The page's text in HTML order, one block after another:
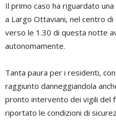
Il primo caso ha riguardato
a Largo Ottaviani, nel centro
verso le 1.30 di questa notte
autonomamente.
Tanta paura per i residenti,
raggiunto danneggiandola
pronto intervento dei vigili del
riportato le condizioni di